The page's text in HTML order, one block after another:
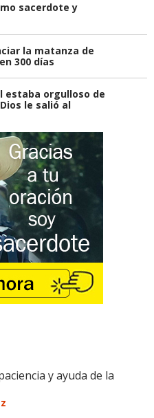
sacerdote y
la matanza de
300 días
estaba orgulloso de
le salió al
y ayuda de la